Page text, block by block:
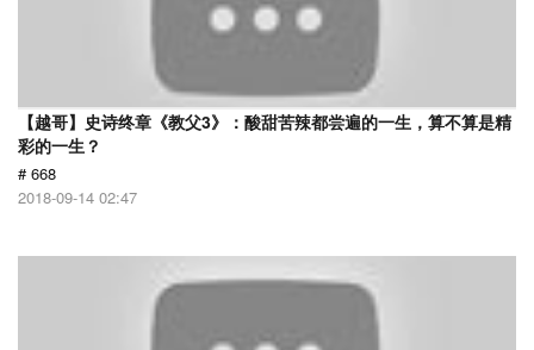
【越哥】史诗终章《教父3》：酸甜苦辣都尝遍的一生，算不算是精
彩的一生？
# 668
2018-09-14 02:47